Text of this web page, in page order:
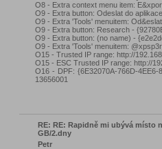
O8 - Extra context menu item:
O9 - Extra button: Odeslat do
O9 - Extra 'Tools' menuitem:
O9 - Extra button: Research -
O9 - Extra button: (no name) -
O9 - Extra 'Tools' menuitem:
O15 - Trusted IP range: http://
O15 - ESC Trusted IP range: http://
O16 - DPF: {6E32070A-766D-4EE6-
13656001
RE: RE: Rapidně mi ubývá místo
GB/2.dny
Petr